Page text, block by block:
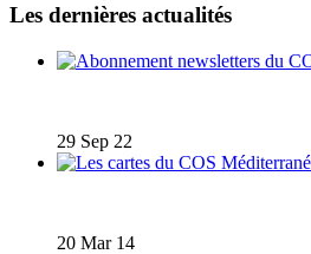
Les dernières actualités
29 Sep 22
20 Mar 14